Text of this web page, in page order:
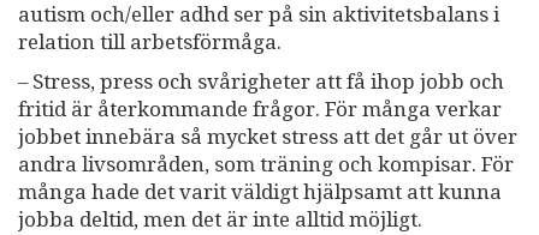
autism och/eller adhd ser på sin aktivitetsbalans i
relation till arbetsförmåga.
– Stress, press och svårigheter att få ihop jobb och
fritid är återkommande frågor. För många verkar
jobbet innebära så mycket stress att det går ut över
andra livsområden, som träning och kompisar. För
många hade det varit väldigt hjälpsamt att kunna
jobba deltid, men det är inte alltid möjligt.